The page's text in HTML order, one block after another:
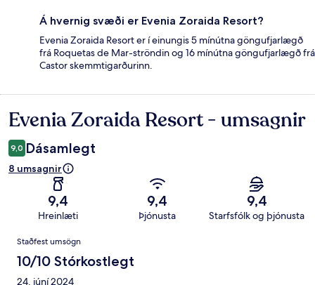
Á hvernig svæði er Evenia Zoraida Resort?
Evenia Zoraida Resort er í einungis 5 mínútna göngufjarlægð
frá Roquetas de Mar-ströndin og 16 mínútna göngufjarlægð frá
Castor skemmtigarðurinn.
Umsagnir
Evenia Zoraida Resort - umsagnir
9,0 Dásamlegt
8 umsagnir
9,4
Hreinlæti
9,4
Þjónusta
9,4
Starfsfólk og þjónusta
Umsagnir
Staðfest umsögn
10/10 Stórkostlegt
24. júní 2024